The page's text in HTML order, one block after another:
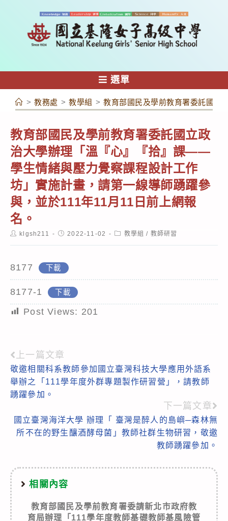
容
選單
> 教務處 > 教學組 > 教育部國民及學前教育署委託國立
教育部國民及學前教育署委託國立政
治大學辦理「溫『心』『拾』課——
學生情緒與壓力覺察課程設計工作
坊」實施計畫，請第一線導師踴躍參
與，並於111年11月11日前上網報
名。
Postklgsh211
Post2022-11-02
Post教學組 / 教師研習
8177 下載
8177-1 下載
Post Views: 201
Read
more
articles
上一篇文章
敬邀相關科系教師參加國立臺灣科技大學應用外語系
舉辦之「111學年度外群專題製作研習營」，請教師
踴躍參加。
下一篇文章
國立臺灣海洋大學 辦理「 臺灣是醉人的島嶼─森林無
所不在的野生釀酒酵母菌」教師社群生物研習，敬邀
教師踴躍參加。
相關內容
教育部國民及學前教育署委請新北市政府教
育局辦理「111學年度教師基礎教師基風險管